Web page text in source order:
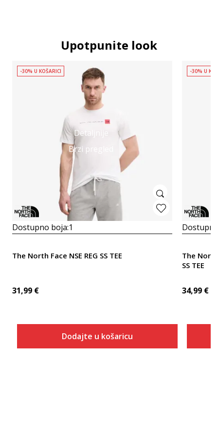
Upotpunite look
Detaljnije
Brzi pregled
-30% U KOŠARICI
Dostupno boja:1
The North Face NSE REG SS TEE
31,99 €
Dodajte u košaricu
-30% U
The North
SS TEE
34,99 €